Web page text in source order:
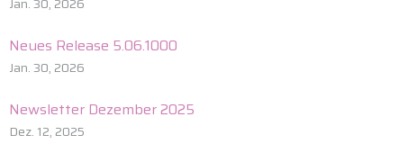
Neues Release 5.06.1000
Jan. 30, 2026
Newsletter Dezember 2025
Dez. 12, 2025